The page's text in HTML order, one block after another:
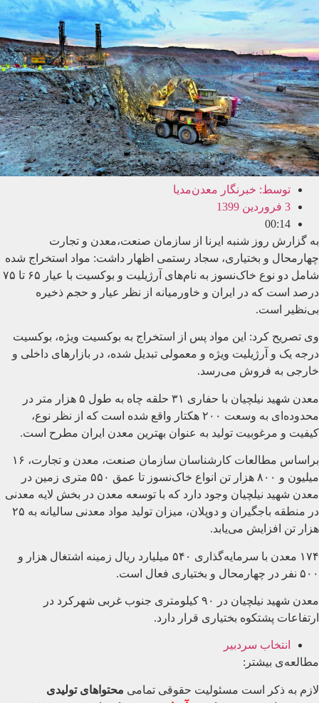
توسط: خبرنگار معدن‌مدیا
3 فروردین 1399
00:14
به گزارش روز شنبه ایرنا از سازمان صنعت،معدن و تجارت
چهارمحال و بختیاری، سجاد رستمی اظهار داشت: مواد استخراج شده
شامل دو نوع خاک‌نسوز به نام‌های آرژیلیت و بوکسیت با عیار ۶۵ تا ۷۵
درصد است که در ایران و خاورمیانه از نظر عیار و حجم ذخیره
بی‌نظیر است.
وی تصریح کرد: این مواد پس از استخراج به بوکسیت ویژه، بوکسیت
درجه یک و آرژیلیت ویژه و معمولی تبدیل شده، در بازارهای داخلی و
خارجی به فروش می‌رسد.
معدن شهید نیلچیان با حفاری ۳۱ حلقه چاه به طول ۵ هزار متر در
محدوده‌ای به وسعت ۲۰۰ هکتار واقع شده است که از نظر نوع،
کیفیت و مرغوبیت تولید به عنوان بهترین معدن ایران مطرح است.
براساس مطالعات کارشناسان سازمان صنعت، معدن و تجارت، ۱۶
میلیون و ۸۰۰ هزار تن انواع خاک‌نسوز تا عمق ۵۵۰ متری زمین در
معدن شهید نیلچیان وجود دارد که با توسعه معدن در بخش لایه معدنی
در منطقه باجگیران و دوپلان، میزان تولید مواد معدنی سالیانه به ۲۵
هزار تن افزایش می‌یابد.
۱۷۴ معدن با سرمایه‌گذاری ۵۴۰ میلیارد ریال زمینه اشتغال هزار و
۵۰۰ نفر در چهارمحال و بختیاری فعال است.
معدن شهید نیلچیان در ۹۰ کیلومتری جنوب غربی شهرکرد در
ارتفاعات پشتکوه بختیاری قرار دارد.
انتخاب سردبیر
مطالعه‌ی بیشتر:
لازم به ذکر است مسئولیت حقوقی تمامی محتواهای تولیدی